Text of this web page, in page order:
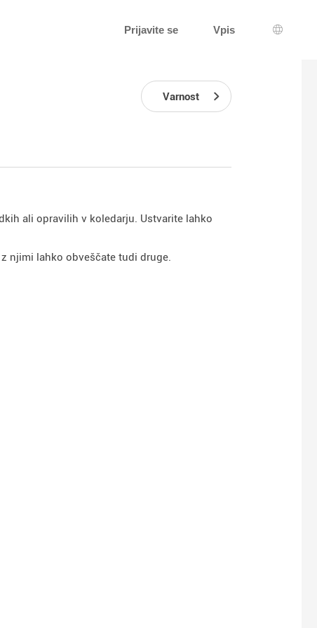
Prijavite se Vpis
Izbira
Varnost
ali opravilih v koledarju. Ustvarite lahko
njimi lahko obveščate tudi druge.